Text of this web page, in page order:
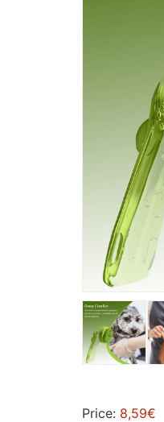
Price: 8,59€